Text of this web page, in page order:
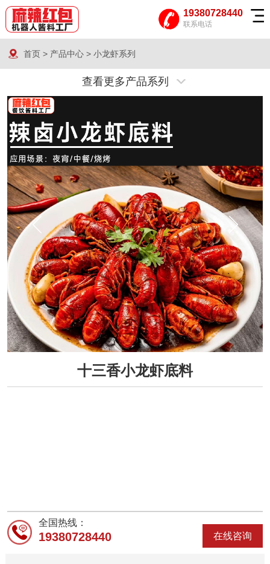
19380728440
联系电话
首页> 产品中心> 小龙虾系列
查看更多产品系列
十三香小龙虾底料
在线咨询
全国热线：
19380728440